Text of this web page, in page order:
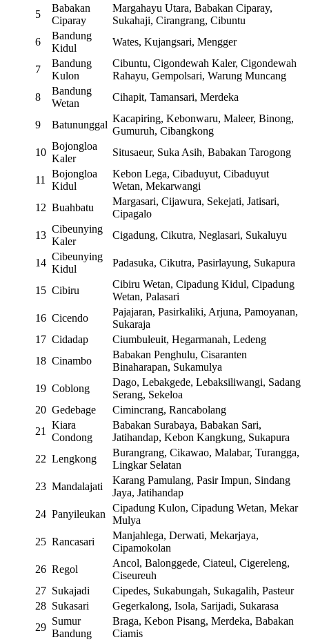
5
Babakan
Ciparay
Margahayu Utara, Babakan Ciparay,
Sukahaji, Cirangrang, Cibuntu
6
Bandung
Kidul
Wates, Kujangsari, Mengger
7
Bandung
Kulon
Cibuntu, Cigondewah Kaler, Cigondewah
Rahayu, Gempolsari, Warung Muncang
8
Bandung
Wetan
Cihapit, Tamansari, Merdeka
9 Batununggal
Kacapiring, Kebonwaru, Maleer, Binong,
Gumuruh, Cibangkong
10
Bojongloa
Kaler
Situsaeur, Suka Asih, Babakan Tarogong
11
Bojongloa
Kidul
Kebon Lega, Cibaduyut, Cibaduyut
Wetan, Mekarwangi
12 Buahbatu
Margasari, Cijawura, Sekejati, Jatisari,
Cipagalo
13
Cibeunying
Kaler
Cigadung, Cikutra, Neglasari, Sukaluyu
14
Cibeunying
Kidul
Padasuka, Cikutra, Pasirlayung, Sukapura
15 Cibiru
Cibiru Wetan, Cipadung Kidul, Cipadung
Wetan, Palasari
16 Cicendo
Pajajaran, Pasirkaliki, Arjuna, Pamoyanan,
Sukaraja
17 Cidadap
Ciumbuleuit, Hegarmanah, Ledeng
18 Cinambo
Babakan Penghulu, Cisaranten
Binaharapan, Sukamulya
19 Coblong
Dago, Lebakgede, Lebaksiliwangi, Sadang
Serang, Sekeloa
20 Gedebage
Cimincrang, Rancabolang
21
Kiara
Condong
Babakan Surabaya, Babakan Sari,
Jatihandap, Kebon Kangkung, Sukapura
22 Lengkong
Burangrang, Cikawao, Malabar, Turangga,
Lingkar Selatan
23 Mandalajati
Karang Pamulang, Pasir Impun, Sindang
Jaya, Jatihandap
24 Panyileukan
Cipadung Kulon, Cipadung Wetan, Mekar
Mulya
25 Rancasari
Manjahlega, Derwati, Mekarjaya,
Cipamokolan
26 Regol
Ancol, Balonggede, Ciateul, Cigereleng,
Ciseureuh
27 Sukajadi
Cipedes, Sukabungah, Sukagalih, Pasteur
28 Sukasari
Gegerkalong, Isola, Sarijadi, Sukarasa
29
Sumur
Bandung
Braga, Kebon Pisang, Merdeka, Babakan
Ciamis